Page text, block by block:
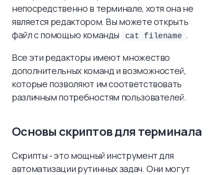
непосредственно в терминале, хотя она не
является редактором. Вы можете открыть
файл с помощью команды
cat filename .
Все эти редакторы имеют множество
дополнительных команд и возможностей,
которые позволяют им соответствовать
различным потребностям пользователей.
Основы скриптов для терминала
Скрипты - это мощный инструмент для
автоматизации рутинных задач. Они могут